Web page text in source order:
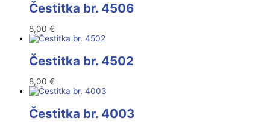
Čestitka br. 4506
8,00 €
Čestitka br. 4502
8,00 €
Čestitka br. 4003